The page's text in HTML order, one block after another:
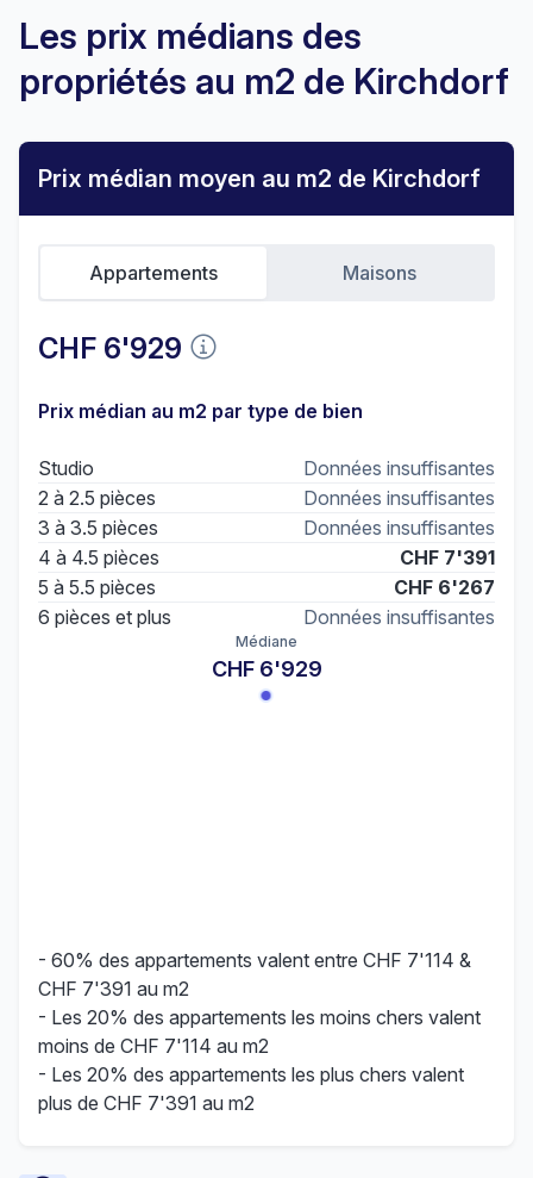
Les prix médians des
propriétés au m2 de Kirchdorf
Prix médian moyen au m2 de Kirchdorf
CHF 6'929
Appartements Maisons
Prix médian au m2 par type de bien
Studio
Données insuffisantes
2 à 2.5 pièces
Données insuffisantes
3 à 3.5 pièces
Données insuffisantes
4 à 4.5 pièces
CHF 7'391
5 à 5.5 pièces
CHF 6'267
6 pièces et plus
Données insuffisantes
Médiane
CHF 6'929
- 60% des appartements valent entre CHF 7'114 &
CHF 7'391 au m2
- Les 20% des appartements les moins chers valent
moins de CHF 7'114 au m2
- Les 20% des appartements les plus chers valent
plus de CHF 7'391 au m2